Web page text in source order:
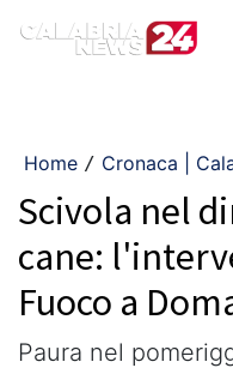
Home / Cronaca |
Scivola nel
cane:
Fuoco a
​Paura nel